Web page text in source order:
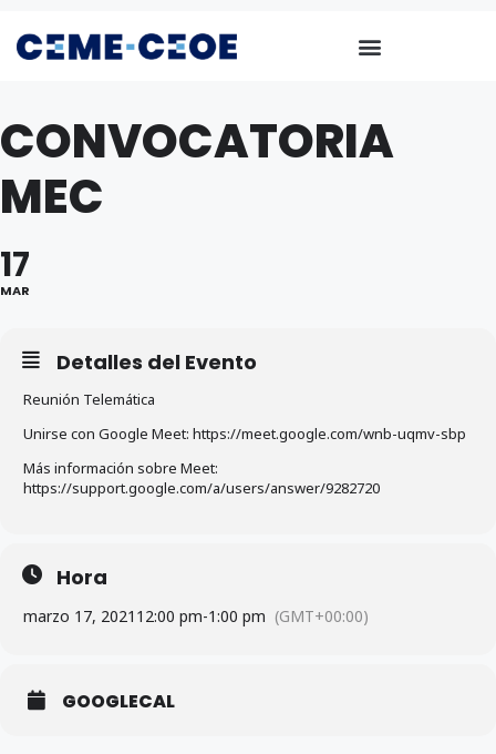
CONVOCATORIA
MEC
17
MAR
Detalles del Evento
Reunión Telemática
Unirse con Google Meet: https://meet.google.com/wnb-uqmv-sbp
Más información sobre Meet:
https://support.google.com/a/users/answer/9282720
Hora
marzo 17, 2021 12:00 pm-1:00 pm (GMT+00:00)
GOOGLECAL